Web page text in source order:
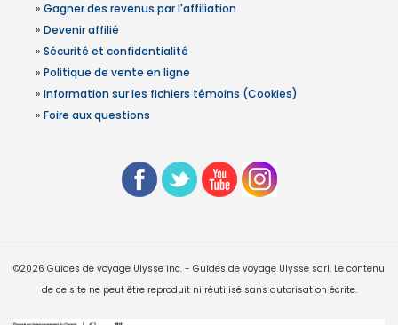
» Gagner des revenus par l'affiliation
» Devenir affilié
» Sécurité et confidentialité
» Politique de vente en ligne
» Information sur les fichiers témoins (Cookies)
» Foire aux questions
©2026 Guides de voyage Ulysse inc. - Guides de voyage Ulysse sarl. Le contenu
de ce site ne peut être reproduit ni réutilisé sans autorisation écrite.